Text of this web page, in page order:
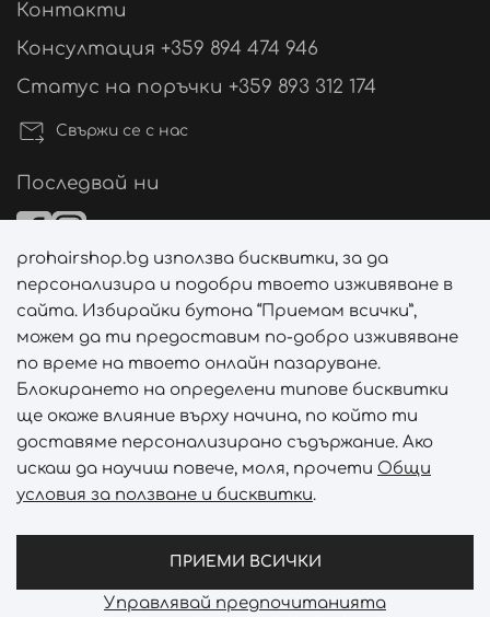
Контакти
Консултация +359 894 474 946
Статус на поръчки +359 893 312 174
Свържи се с нас
Последвай ни
Начини на плащане
Начини на доставка
Отключи ексклузивни отстъпки и лимитирани
Prohair Shop © 2026 - Всички права запазени
prohairshop.bg използва бисквитки, за да
персонализира и подобри твоето изживяване в
сайта. Избирайки бутона “Приемам всички”,
можем да ти предоставим по-добро изживяване
по време на твоето онлайн пазаруване.
Блокирането на определени типове бисквитки
ще окаже влияние върху начина, по който ти
доставяме персонализирано съдържание. Ако
искаш да научиш повече, моля, прочети Общи
условия за ползване и бисквитки.
ПРИЕМИ ВСИЧКИ
Управлявай предпочитанията